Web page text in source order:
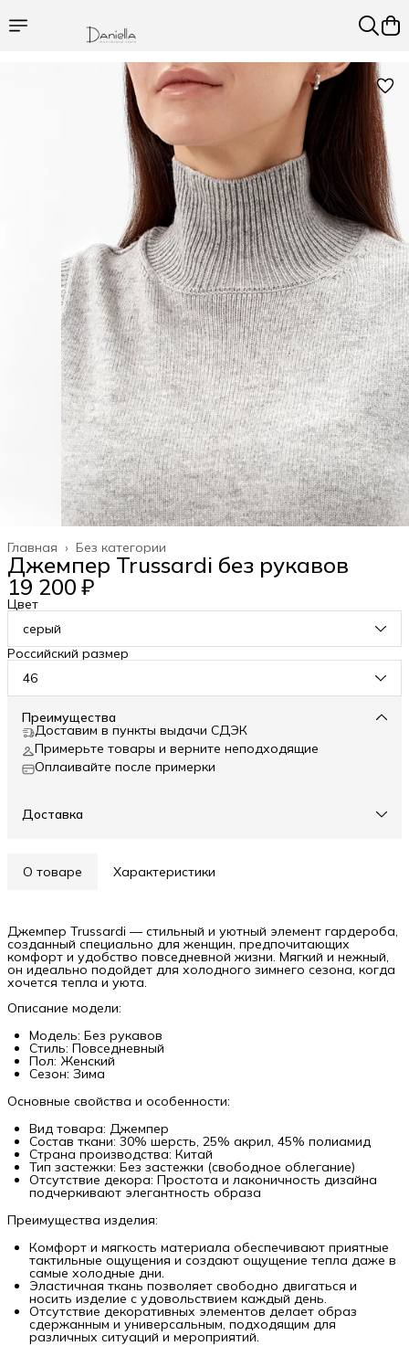
Без категории
Главная ›
Джемпер Trussardi без рукавов
19 200 ₽
Цвет
серый
Российский размер
46
Преимущества
Доставим в пункты выдачи СДЭК
Примерьте товары и верните неподходящие
Оплаивайте после примерки
Доставка
О товаре Характеристики
Джемпер Trussardi — стильный и уютный элемент гардероба,
созданный специально для женщин, предпочитающих
комфорт и удобство повседневной жизни. Мягкий и нежный,
он идеально подойдет для холодного зимнего сезона, когда
хочется тепла и уюта.
Описание модели:
Модель: Без рукавов
Стиль: Повседневный
Пол: Женский
Сезон: Зима
Основные свойства и особенности:
Вид товара: Джемпер
Состав ткани: 30% шерсть, 25% акрил, 45% полиамид
Страна производства: Китай
Тип застежки: Без застежки (свободное облегание)
Отсутствие декора: Простота и лаконичность дизайна
подчеркивают элегантность образа
Преимущества изделия:
Комфорт и мягкость материала обеспечивают приятные
тактильные ощущения и создают ощущение тепла даже в
самые холодные дни.
Эластичная ткань позволяет свободно двигаться и
носить изделие с удовольствием каждый день.
Отсутствие декоративных элементов делает образ
сдержанным и универсальным, подходящим для
различных ситуаций и мероприятий.